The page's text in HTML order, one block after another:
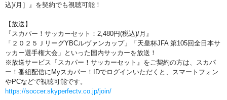
込)/月］』を契約でも視聴可能！
【放送】
『スカパー！サッカーセット：2,480円(税込)/月』
「２０２５ＪリーグYBCルヴァンカップ」「天皇杯JFA 第105回全日本サ
ッカー選手権大会」といった国内サッカーを放送！
※放送サービス『スカパー！サッカーセット』をご契約の方は、スカパ
ー！番組配信にMyスカパー！IDでログインいただくと、スマートフォン
やPCなどで視聴可能です。
https://soccer.skyperfectv.co.jp/join/